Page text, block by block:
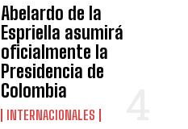
Abelardo de la
Espriella asumirá
oficialmente la
Presidencia de
Colombia
INTERNACIONALES